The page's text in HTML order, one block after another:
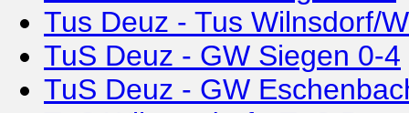
Tus Deuz - Tus Wilnsdorf/
TuS Deuz - GW Siegen 0-4
TuS Deuz - GW